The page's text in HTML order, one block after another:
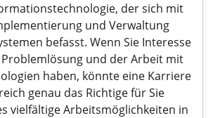
der sich mit
und Verwaltung
befasst. Wenn Sie Interesse
und der Arbeit mit
haben, könnte eine Karriere
genau das Richtige für Sie
vielfältige Arbeitsmöglichkeiten in